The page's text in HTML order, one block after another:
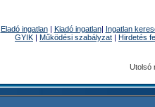
Eladó ingatlan| Kiadó ingatlan| Ingatlan
GYIK | Működési szabályzat | Hirdetés
Utolsó